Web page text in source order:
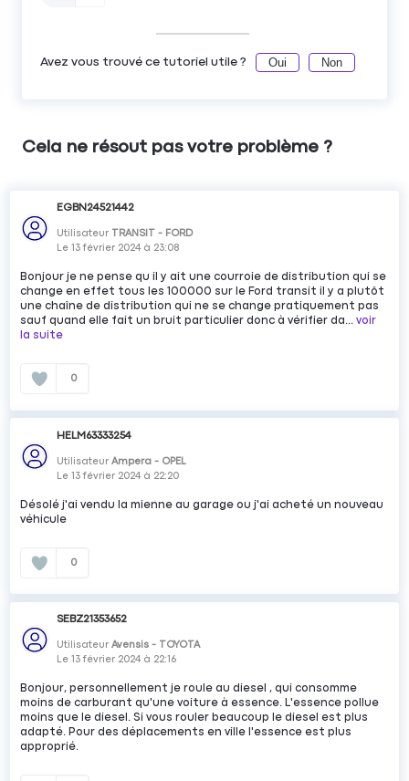
Avez vous trouvé ce tutoriel utile ? Oui Non
Cela ne résout pas votre problème ?
EGBN24521442
Utilisateur TRANSIT - FORD
Le13 février 2024 à 23:08
Bonjour je ne pense qu il y ait une courroie de distribution qui se
change en effet tous les 100000 sur le Ford transit il y a plutôt
une chaîne de distribution qui ne se change pratiquement pas
sauf quand elle fait un bruit particulier donc à vérifier da...voir
la suite
0
HELM63333254
UtilisateurAmpera - OPEL
Le13 février 2024 à 22:20
Désolé j'ai vendu la mienne au garage ou j'ai acheté un nouveau
véhicule
0
SEBZ21353652
UtilisateurAvensis - TOYOTA
Le13 février 2024 à 22:16
Bonjour, personnellement je roule au diesel , qui consomme
moins de carburant qu'une voiture à essence. L'essence pollue
moins que le diesel. Si vous rouler beaucoup le diesel est plus
adapté. Pour des déplacements en ville l'essence est plus
approprié.